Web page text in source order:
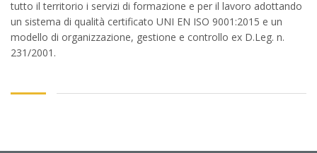
tutto il territorio i servizi di formazione e per il lavoro adottando
un sistema di qualità certificato UNI EN ISO 9001:2015 e un
modello di organizzazione, gestione e controllo ex D.Leg. n.
231/2001.